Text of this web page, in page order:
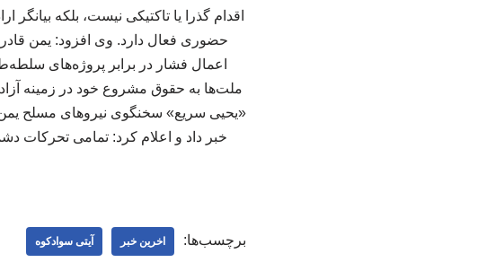
اقدام گذرا یا تاکتیکی نیست، بلکه
حضوری فعال دارد. وی افزود: یمن قادر
اعمال فشار در برابر پروژه‌های
ملت‌ها به حقوق مشروع خود در زمینه
«یحیی سریع» سخنگوی نیروهای مسلح
خبر داد و اعلام کرد: تمامی تحرکات
برچسب‌ها: اخرین خبر آیتی سوادکوه